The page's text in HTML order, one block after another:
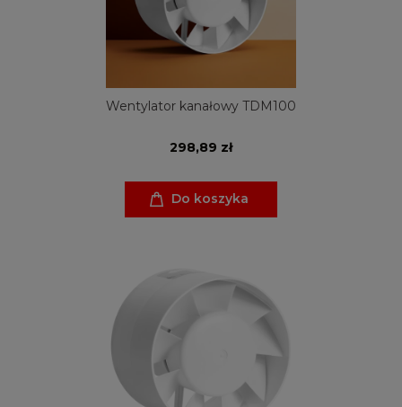
Wentylator kanałowy TDM100
298,89 zł
Do koszyka